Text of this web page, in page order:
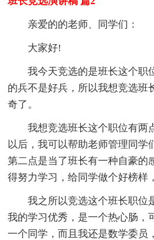
亲爱的的老师、同学们：
大家好!
我今天竞选的是班长这个职
的兵不是好兵，所以我想竞选班
奇了。
我想竞选班长这个职位有两
以后，我可以帮助老师管理同学
第二点是当了班长有一种自豪的
得努力学习，给同学做个好榜样
我之所以竞选这个班长职位
我的学习优秀，是一个热心肠，
一个同学，而且我还是数学委员